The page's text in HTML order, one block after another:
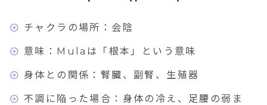
チャクラの場所：会陰
意味：Mulaは「根本」という意味
身体との関係：腎臓、副腎、生殖器
不調に陥った場合：身体の冷え、足腰の弱ま